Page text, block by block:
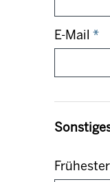
E-Mail *